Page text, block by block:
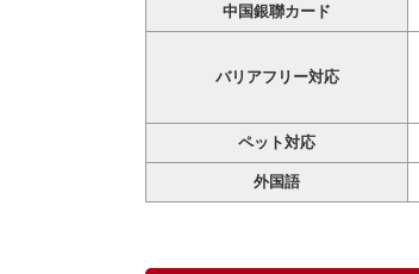
中国銀聯カード
バリアフリー対応
ペット対応
外国語